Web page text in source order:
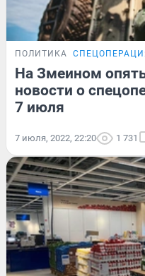
ПОЛИТИКА
На Змеином
новости о
7 июля
7 июля, 2022, 22:20 1 731